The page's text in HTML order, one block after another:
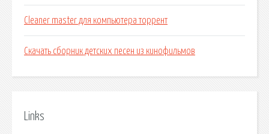
Cleaner master для компьютера торрент
Скачать сборник детских песен из кинофильмов
Links